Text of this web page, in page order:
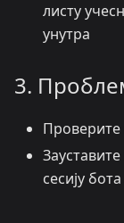
листу
унутра
3.
Проверите
сесију